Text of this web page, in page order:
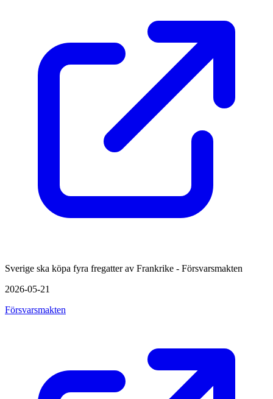
Sverige ska köpa fyra fregatter av Frankrike - Försvarsmakten
2026-05-21
Försvarsmakten